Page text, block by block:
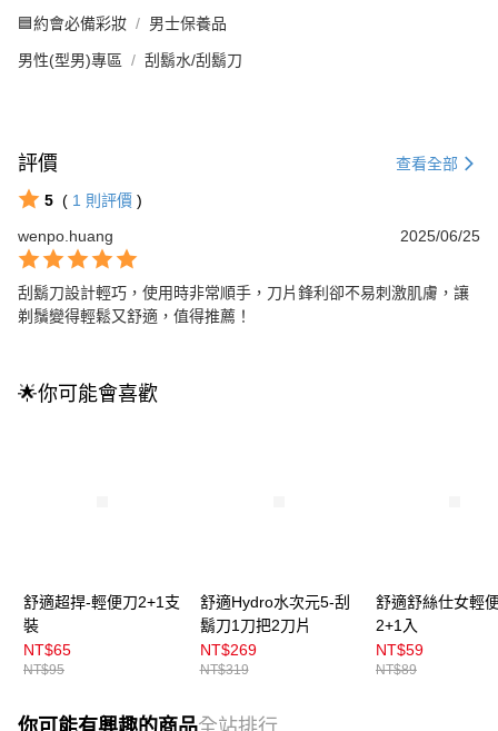
🟦約會必備彩妝 男士保養品
男性(型男)專區 刮鬍水/刮鬍刀
評價 查看全部
5 ( 1 則評價 )
wenpo.huang
2025/06/25
刮鬍刀設計輕巧，使用時非常順手，刀片鋒利卻不易刺激肌膚，讓
剃鬚變得輕鬆又舒適，值得推薦！
🌟你可能會喜歡
舒適超捍-輕便刀2+1支
裝
NT$65
NT$95
舒適Hydro水次元5-刮
鬍刀1刀把2刀片
NT$269
NT$319
舒適舒絲仕女輕
2+1入
NT$59
NT$89
你可能有興趣的商品全站排行